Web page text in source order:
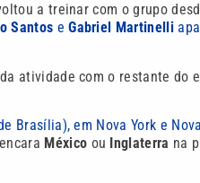
a treinar com o grupo
Santos eGabriel Martinelli
atividade com o restante do
Brasília), em Nova York e
México ou Inglaterra na